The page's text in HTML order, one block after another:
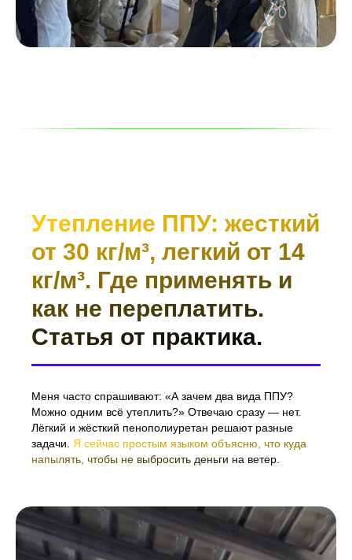
Утепление ППУ: жесткий
от 30 кг/м³, легкий от 14
кг/м³. Где применять и
как не переплатить.
Статья от практика.
Меня часто спрашивают: «А зачем два вида ППУ?
Можно одним всё утеплить?» Отвечаю сразу — нет.
Лёгкий и жёсткий пенополиуретан решают разные
задачи. Я сейчас простым языком объясню, что куда
напылять, чтобы не выбросить деньги на ветер.